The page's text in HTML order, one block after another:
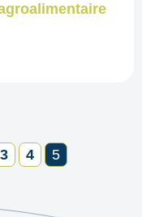
3 4 5